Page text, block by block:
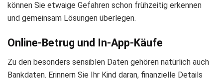
können Sie etwaige Gefahren schon frühzeitig erkennen
und gemeinsam Lösungen überlegen.
Online-Betrug und In-App-Käufe
Zu den besonders sensiblen Daten gehören natürlich auch
Bankdaten. Erinnern Sie Ihr Kind daran, finanzielle Details